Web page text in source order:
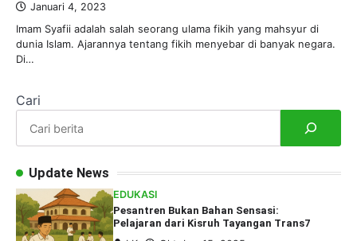
Januari 4, 2023
Imam Syafii adalah salah seorang ulama fikih yang mahsyur di
dunia Islam. Ajarannya tentang fikih menyebar di banyak negara.
Di…
Cari
Update News
EDUKASI
Pesantren Bukan Bahan Sensasi:
Pelajaran dari Kisruh Tayangan Trans7